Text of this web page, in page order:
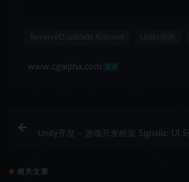
www.cgalpha.com 普通
Unity开发 – 游戏开发框架 Signalia: UI
相关文章